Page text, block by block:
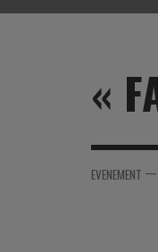
AIR
«
EVENEMENT —